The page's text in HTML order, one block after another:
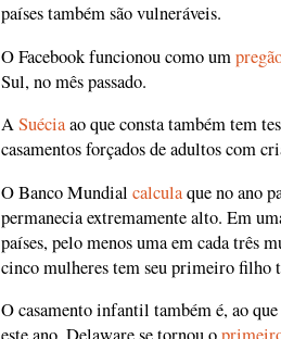
países também são vulneráveis.
O Facebook funcionou como um
Sul, no mês passado.
ASuéciaao que consta também tem
casamentos forçados de adultos com
O Banco Mundial calculaque no ano
permanecia extremamente alto. Em
países, pelo menos uma em cada três
cinco mulheres tem seu primeiro filho
O casamento infantil também é, ao que